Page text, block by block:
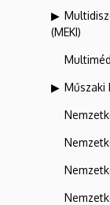
(MEKI)
Műszaki